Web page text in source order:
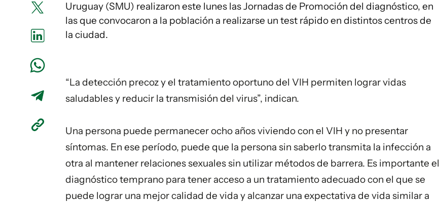
Uruguay (SMU) realizaron este lunes las Jornadas de Promoción del diagnóstico, en
las que convocaron a la población a realizarse un test rápido en distintos centros de
la ciudad.
“La detección precoz y el tratamiento oportuno del VIH permiten lograr vidas
saludables y reducir la transmisión del virus”, indican.
Una persona puede permanecer ocho años viviendo con el VIH y no presentar
síntomas. En ese período, puede que la persona sin saberlo transmita la infección a
otra al mantener relaciones sexuales sin utilizar métodos de barrera. Es importante el
diagnóstico temprano para tener acceso a un tratamiento adecuado con el que se
puede lograr una mejor calidad de vida y alcanzar una expectativa de vida similar a